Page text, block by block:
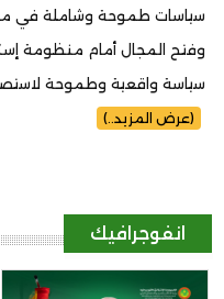
سياسات طموحة وشاملة في مجال
وفتح المجال أمام منظومة
سياسة واقعية وطموحة
(عرض المزيد..)
انفوجرافيك